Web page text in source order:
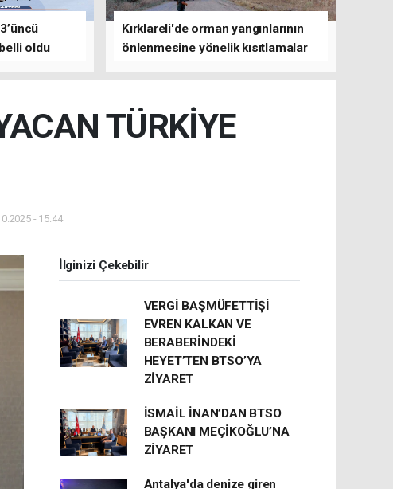
oldu
Kırklareli'de orman yangınlarının
önlenmesine yönelik kısıtlamalar
TÜRKİYE
- 15:44
İlginizi Çekebilir
VERGİ BAŞMÜFETTİŞİ
EVREN KALKAN VE
BERABERİNDEKİ
HEYET’TEN BTSO’YA
ZİYARET
İSMAİL İNAN’DAN BTSO
BAŞKANI MEÇİKOĞLU’NA
ZİYARET
Antalya'da denize giren